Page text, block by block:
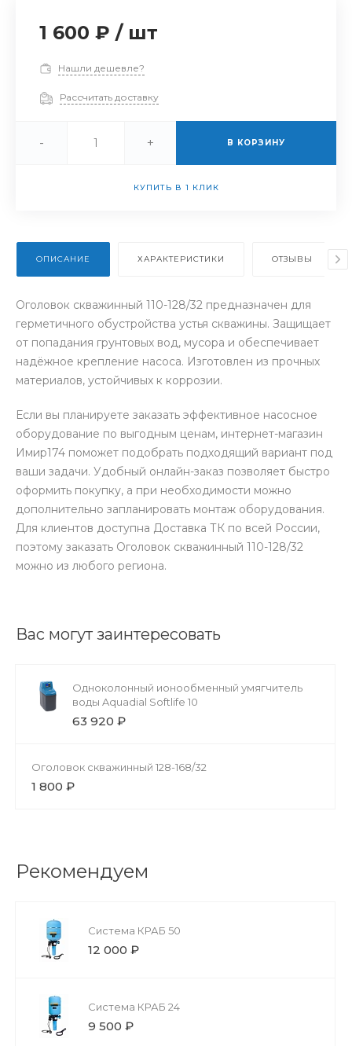
1 600 ₽ / шт
Нашли дешевле?
Рассчитать доставку
- + В КОРЗИНУ
КУПИТЬ В 1 КЛИК
ОПИСАНИЕ ХАРАКТЕРИСТИКИ ОТЗЫВЫ
Оголовок скважинный 110-128/32 предназначен для
герметичного обустройства устья скважины. Защищает
от попадания грунтовых вод, мусора и обеспечивает
надёжное крепление насоса. Изготовлен из прочных
материалов, устойчивых к коррозии.
Если вы планируете заказать эффективное насосное
оборудование по выгодным ценам, интернет-магазин
Имир174 поможет подобрать подходящий вариант под
ваши задачи. Удобный онлайн-заказ позволяет быстро
оформить покупку, а при необходимости можно
дополнительно запланировать монтаж оборудования.
Для клиентов доступна Доставка ТК по всей России,
поэтому заказать Оголовок скважинный 110-128/32
можно из любого региона.
Вас могут заинтересовать
Одноколонный ионообменный умягчитель
воды Aquadial Softlife 10
63 920 ₽
Оголовок скважинный 128-168/32
1 800 ₽
Рекомендуем
Система КРАБ 50
12 000 ₽
Система КРАБ 24
9 500 ₽